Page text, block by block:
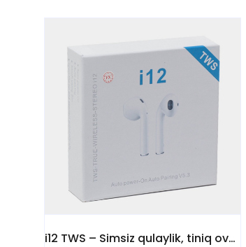
i12 TWS – Simsiz qulaylik, tiniq ovoz!